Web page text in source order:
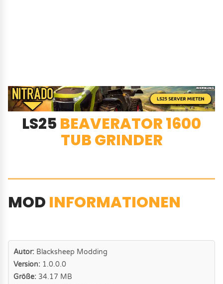
LS25 BEAVERATOR 1600
TUB GRINDER
MOD INFORMATIONEN
Autor: Blacksheep Modding
Version: 1.0.0.0
Größe: 34.17 MB